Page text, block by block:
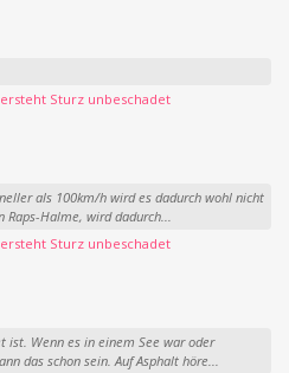
Sturz unbeschadet
als 100km/h wird es dadurch wohl nicht
Halme, wird dadurch...
Sturz unbeschadet
ist. Wenn es in einem See war oder
das schon sein. Auf Asphalt höre...